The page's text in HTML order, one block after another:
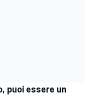
puoi essere un